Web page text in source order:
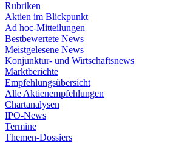
Rubriken
Aktien im Blickpunkt
Ad hoc-Mitteilungen
Bestbewertete News
Meistgelesene News
Konjunktur- und Wirtschaftsnews
Marktberichte
Empfehlungsübersicht
Alle Aktienempfehlungen
Chartanalysen
IPO-News
Termine
Themen-Dossiers